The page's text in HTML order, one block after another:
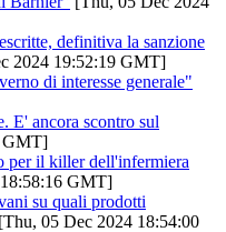
definitiva la sanzione
2024 19:52:19 GMT]
di interesse generale"
E' ancora scontro sul
GMT]
per il killer dell'infermiera
GMT]
su quali prodotti
[Thu, 05 Dec 2024 18:54:00